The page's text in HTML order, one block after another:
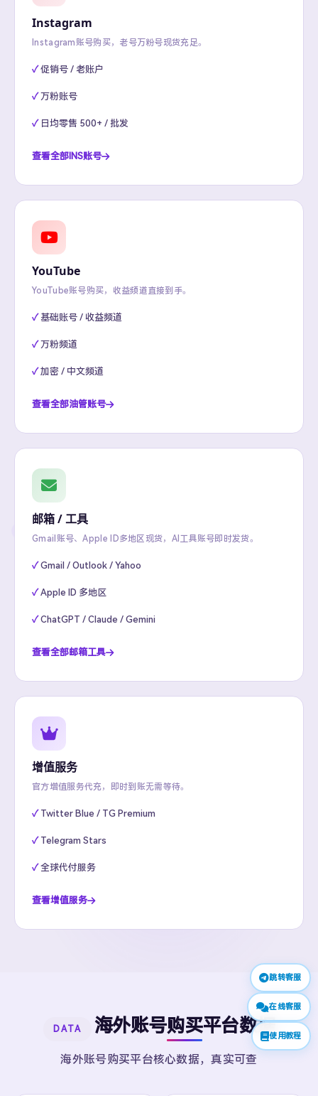
Instagram
Instagram账号购买，老号万粉号现货充足。
促销号 / 老账户
万粉账号
日均零售 500+ / 批发
查看全部INS账号
YouTube
YouTube账号购买，收益频道直接到手。
基础账号 / 收益频道
万粉频道
加密 / 中文频道
查看全部油管账号
邮箱 / 工具
Gmail账号、Apple ID多地区现货，AI工具账号即时发货。
Gmail / Outlook / Yahoo
Apple ID 多地区
ChatGPT / Claude / Gemini
查看全部邮箱工具
增值服务
官方增值服务代充，即时到账无需等待。
Twitter Blue / TG Premium
Telegram Stars
全球代付服务
查看增值服务
DATA 海外账号购买平台数据
海外账号购买平台核心数据，真实可查
跳转客服
在线客服
使用教程